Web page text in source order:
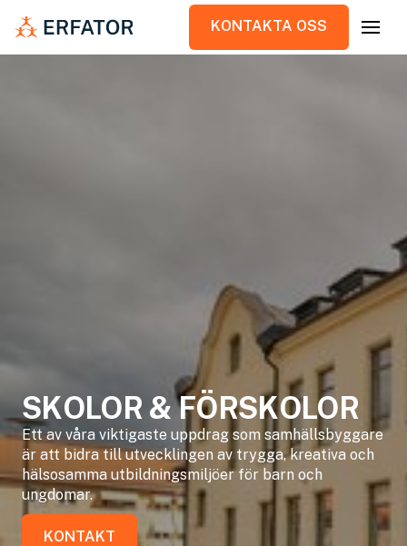
KONTAKTA OSS
KONTAKTA OSS
SKOLOR & FÖRSKOLOR
Ett av våra viktigaste uppdrag som samhällsbyggare
är att bidra till utvecklingen av trygga, kreativa och
hälsosamma utbildningsmiljöer för barn och
ungdomar.
KONTAKT